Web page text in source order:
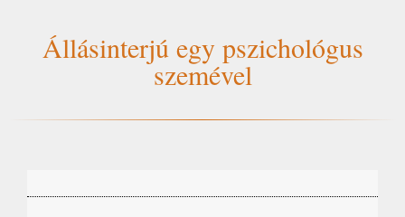
Állásinterjú egy pszichológus
szemével